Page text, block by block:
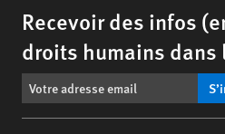
Recevoir des infos
droits humains dans